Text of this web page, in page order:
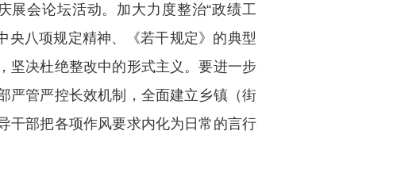
展会论坛活动。加大力度整治“政绩工
央八项规定精神、《若干规定》的典型
坚决杜绝整改中的形式主义。要进一步
严管严控长效机制，全面建立乡镇（街
干部把各项作风要求内化为日常的言行